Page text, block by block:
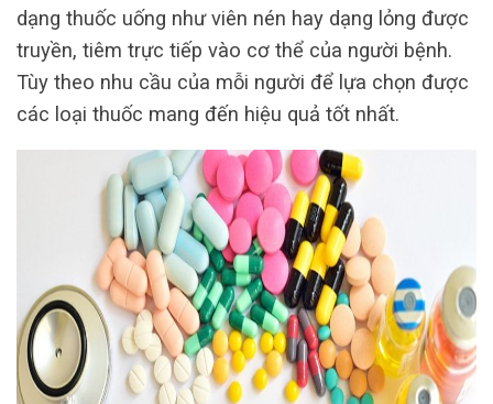
dạng thuốc uống như viên nén hay dạng lỏng được
truyền, tiêm trực tiếp vào cơ thể của người bệnh.
Tùy theo nhu cầu của mỗi người để lựa chọn được
các loại thuốc mang đến hiệu quả tốt nhất.